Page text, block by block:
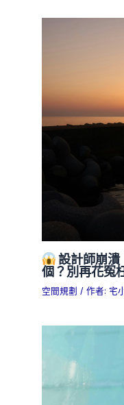
設計師崩潰
個？別再花冤
空間規劃 / 作者: 宅